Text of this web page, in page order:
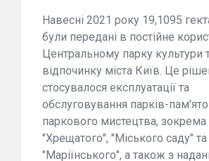
Навесні 2021 року 19,1095
були передані в постійне
Центральному парку культури
відпочинку міста Київ. Це
стосувалося експлуатації та
обслуговування парків-
паркового мистецтва, зокрема
"Хрещатого", "Міського саду" та
"Маріїнського", а також з